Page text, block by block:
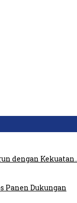
dengan
Panen Dukungan